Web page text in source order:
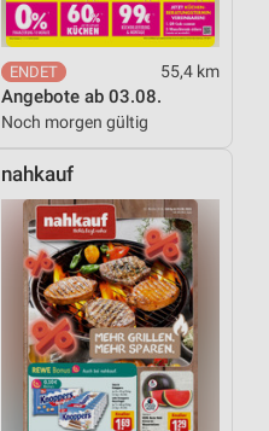
55,4 km
Angebote ab 03.08.
Noch morgen gültig
nahkauf